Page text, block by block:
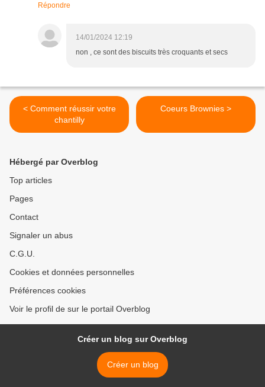
Répondre
14/01/2024 12:19
non , ce sont des biscuits très croquants et secs
< Comment réussir votre
chantilly
Coeurs Brownies >
Hébergé par Overblog
Top articles
Pages
Contact
Signaler un abus
C.G.U.
Cookies et données personnelles
Préférences cookies
Voir le profil de sur le portail Overblog
Créer un blog sur Overblog
Créer un blog